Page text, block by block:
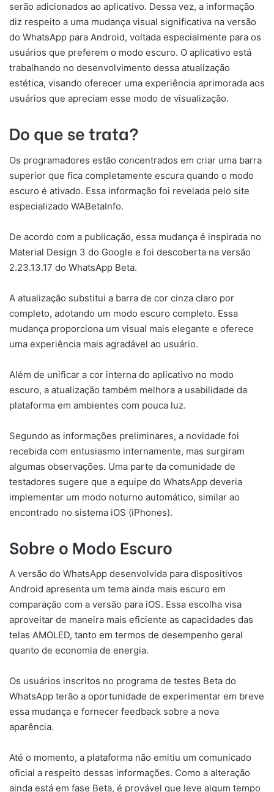
serão adicionados ao aplicativo. Dessa vez, a informação
diz respeito a uma mudança visual significativa na versão
do WhatsApp para Android, voltada especialmente para os
usuários que preferem o modo escuro. O aplicativo está
trabalhando no desenvolvimento dessa atualização
estética, visando oferecer uma experiência aprimorada aos
usuários que apreciam esse modo de visualização.
Do que se trata?
Os programadores estão concentrados em criar uma barra
superior que fica completamente escura quando o modo
escuro é ativado. Essa informação foi revelada pelo site
especializado WABetaInfo.
De acordo com a publicação, essa mudança é inspirada no
Material Design 3 do Google e foi descoberta na versão
2.23.13.17 do WhatsApp Beta.
A atualização substitui a barra de cor cinza claro por
completo, adotando um modo escuro completo. Essa
mudança proporciona um visual mais elegante e oferece
uma experiência mais agradável ao usuário.
Além de unificar a cor interna do aplicativo no modo
escuro, a atualização também melhora a usabilidade da
plataforma em ambientes com pouca luz.
Segundo as informações preliminares, a novidade foi
recebida com entusiasmo internamente, mas surgiram
algumas observações. Uma parte da comunidade de
testadores sugere que a equipe do WhatsApp deveria
implementar um modo noturno automático, similar ao
encontrado no sistema iOS (iPhones).
Sobre o Modo Escuro
A versão do WhatsApp desenvolvida para dispositivos
Android apresenta um tema ainda mais escuro em
comparação com a versão para iOS. Essa escolha visa
aproveitar de maneira mais eficiente as capacidades das
telas AMOLED, tanto em termos de desempenho geral
quanto de economia de energia.
Os usuários inscritos no programa de testes Beta do
WhatsApp terão a oportunidade de experimentar em breve
essa mudança e fornecer feedback sobre a nova
aparência.
Até o momento, a plataforma não emitiu um comunicado
oficial a respeito dessas informações. Como a alteração
ainda está em fase Beta, é provável que leve algum tempo